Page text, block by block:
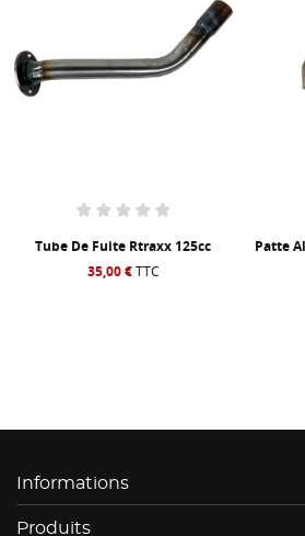
Tube De Fuite Rtraxx 125cc
35,00 €TTC
Patte
Informations
Produits